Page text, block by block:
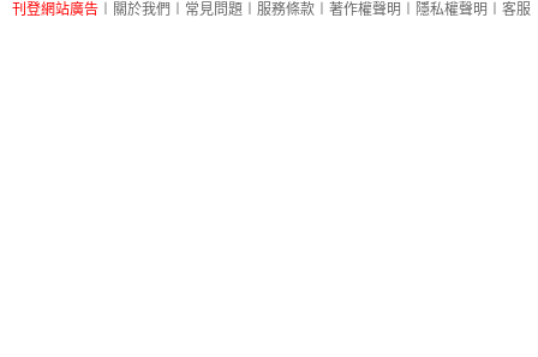
刊登網站廣告 關於我們 常見問題 服務條款 著作權聲明 隱私權聲明 客服